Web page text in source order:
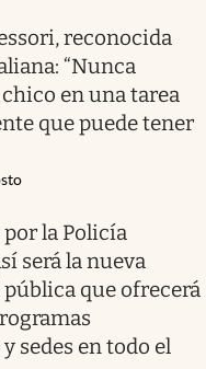
reconocida
“Nunca
en una tarea
que puede tener
la Policía
será la nueva
que ofrecerá
sedes en todo el